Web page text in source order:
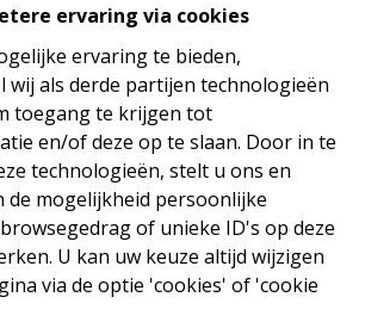
ervaring via cookies
ervaring te bieden,
wij als derde partijen technologieën
toegang te krijgen tot
en/of deze op te slaan. Door in te
technologieën, stelt u ons en
de mogelijkheid persoonlijke
of unieke ID's op deze
U kan uw keuze altijd wijzigen
via de optie 'cookies' of 'cookie